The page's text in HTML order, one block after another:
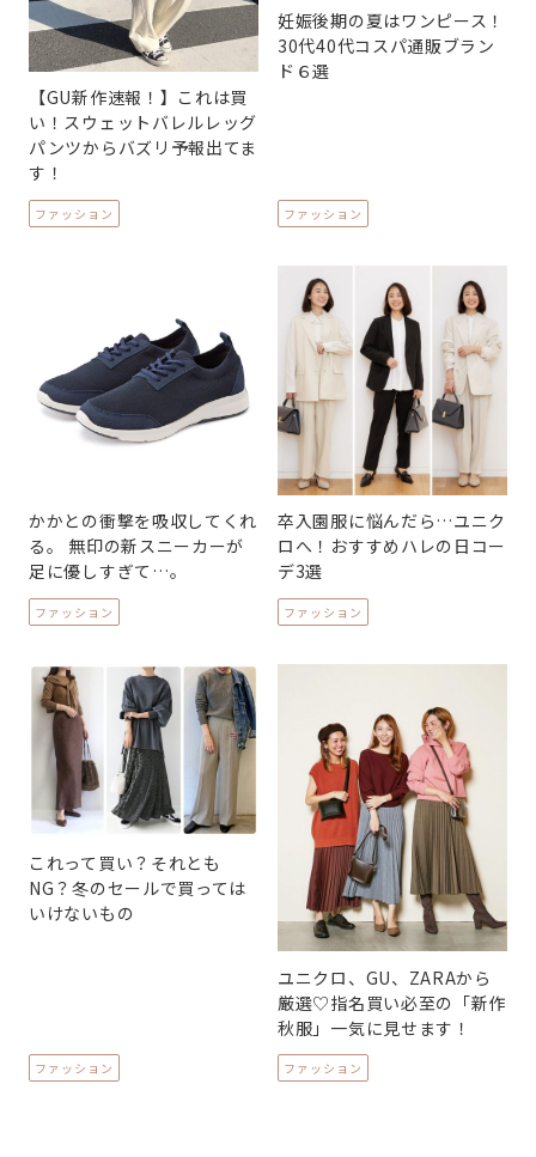
【GU新作速報！】これは買
い！スウェットバレルレッグ
パンツからバズリ予報出てま
す！
ファッション
妊娠後期の夏はワンピース！
30代40代コスパ通販ブラン
ド６選
ファッション
かかとの衝撃を吸収してくれ
る。 無印の新スニーカーが
足に優しすぎて…。
ファッション
卒入園服に悩んだら…ユニク
ロへ！おすすめハレの日コー
デ3選
ファッション
これって買い？それとも
NG？冬のセールで買っては
いけないもの
ファッション
ユニクロ、GU、ZARAから
厳選♡指名買い必至の「新作
秋服」一気に見せます！
ファッション